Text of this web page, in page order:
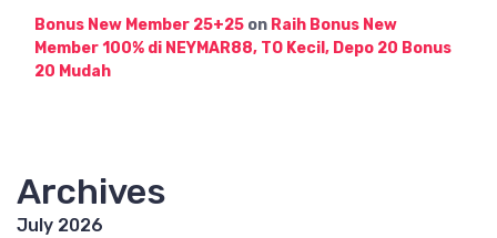
Bonus New Member 25+25 on Raih Bonus New
Member 100% di NEYMAR88, TO Kecil, Depo 20 Bonus
20 Mudah
Archives
July 2026